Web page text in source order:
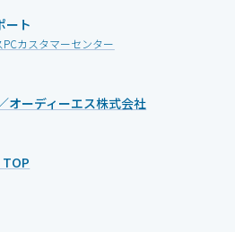
ート
カスタマーセンター
オーディーエス株式会社